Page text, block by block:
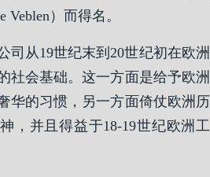
Veblen）而得名。
司从19世纪末到20世纪初在欧洲
社会基础。这一方面是给予欧洲
华的习惯，另一方面倚仗欧洲历
，并且得益于18-19世纪欧洲工